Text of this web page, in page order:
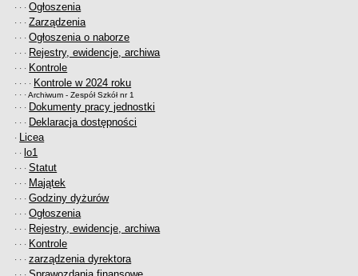
· · ·Ogłoszenia
· · ·Zarządzenia
· · ·Ogłoszenia o naborze
· · · Rejestry, ewidencje, archiwa
· · · Kontrole
· · · · Kontrole w 2024 roku
· · ·Archiwum - Zespół Szkół nr 1
· · · Dokumenty pracy jednostki
· · · Deklaracja dostępności
· Licea
· · lo1
· · ·Statut
· · · Majątek
· · ·Godziny dyżurów
· · ·Ogłoszenia
· · · Rejestry, ewidencje, archiwa
· · · Kontrole
· · ·zarządzenia dyrektora